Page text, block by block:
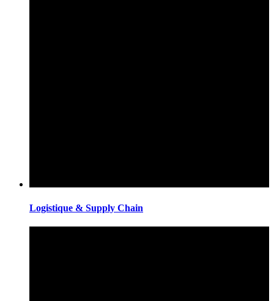
Logistique & Supply Chain